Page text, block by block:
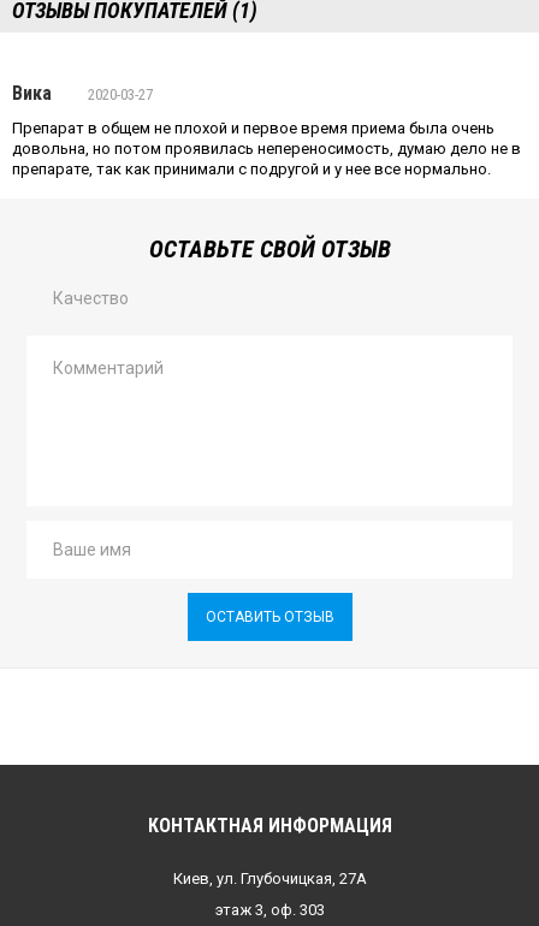
ОТЗЫВЫ ПОКУПАТЕЛЕЙ (1)
Вика
2020-03-27
Препарат в общем не плохой и первое время приема была очень
довольна, но потом проявилась непереносимость, думаю дело не в
препарате, так как принимали с подругой и у нее все нормально.
ОСТАВЬТЕ СВОЙ ОТЗЫВ
Качество
ОСТАВИТЬ ОТЗЫВ
КОНТАКТНАЯ ИНФОРМАЦИЯ
Киев, ул. Глубочицкая, 27А
этаж 3, оф. 303